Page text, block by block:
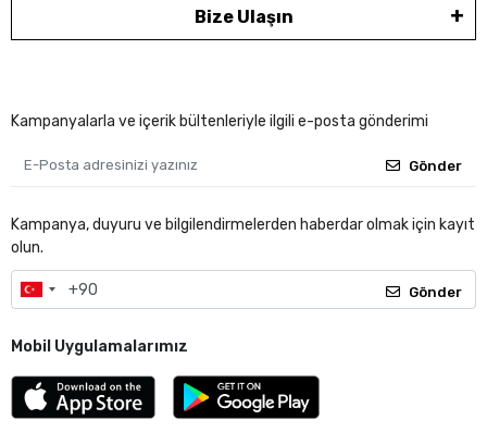
Bize Ulaşın
Kampanyalarla ve içerik bültenleriyle ilgili e-posta gönderimi
Gönder
Kampanya, duyuru ve bilgilendirmelerden haberdar olmak için kayıt
olun.
Gönder
Mobil Uygulamalarımız